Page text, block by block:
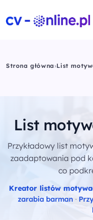
Strona główna›List
List
Przykładowy list
zaadaptowania pod
co
Kreator listów
zarabia barman ·